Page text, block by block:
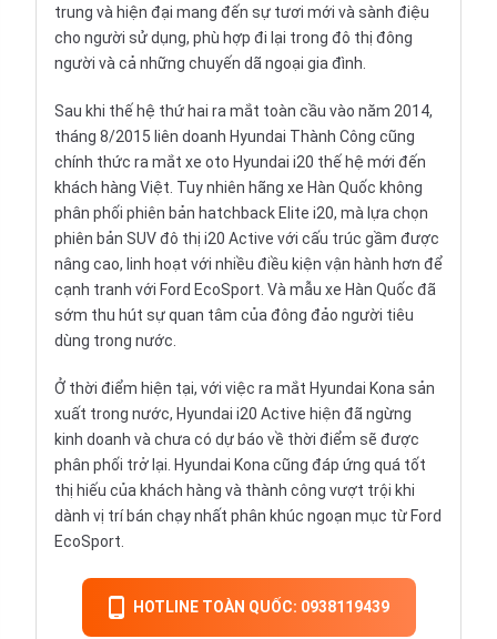
trung và hiện đại mang đến sự tươi mới và sành điệu
cho người sử dụng, phù hợp đi lại trong đô thị đông
người và cả những chuyến dã ngoại gia đình.
Sau khi thế hệ thứ hai ra mắt toàn cầu vào năm 2014,
tháng 8/2015 liên doanh Hyundai Thành Công cũng
chính thức ra mắt xe oto Hyundai i20 thế hệ mới đến
khách hàng Việt. Tuy nhiên hãng xe Hàn Quốc không
phân phối phiên bản hatchback Elite i20, mà lựa chọn
phiên bản SUVđô thị i20 Active với cấu trúc gầm được
nâng cao, linh hoạt với nhiều điều kiện vận hành hơn để
cạnh tranh với Ford EcoSport. Và mẫu xe Hàn Quốc đã
sớm thu hút sự quan tâm của đông đảo người tiêu
dùng trong nước.
Ở thời điểm hiện tại, với việc ra mắt Hyundai Kona sản
xuất trong nước, Hyundai i20 Active hiện đã ngừng
kinh doanh và chưa có dự báo về thời điểm sẽ được
phân phối trở lại. Hyundai Konacũng đáp ứng quá tốt
thị hiếu của khách hàng và thành công vượt trội khi
dành vị trí bán chạy nhất phân khúc ngoạn mục từ Ford
EcoSport.
HOTLINE TOÀN QUỐC: 0938119439